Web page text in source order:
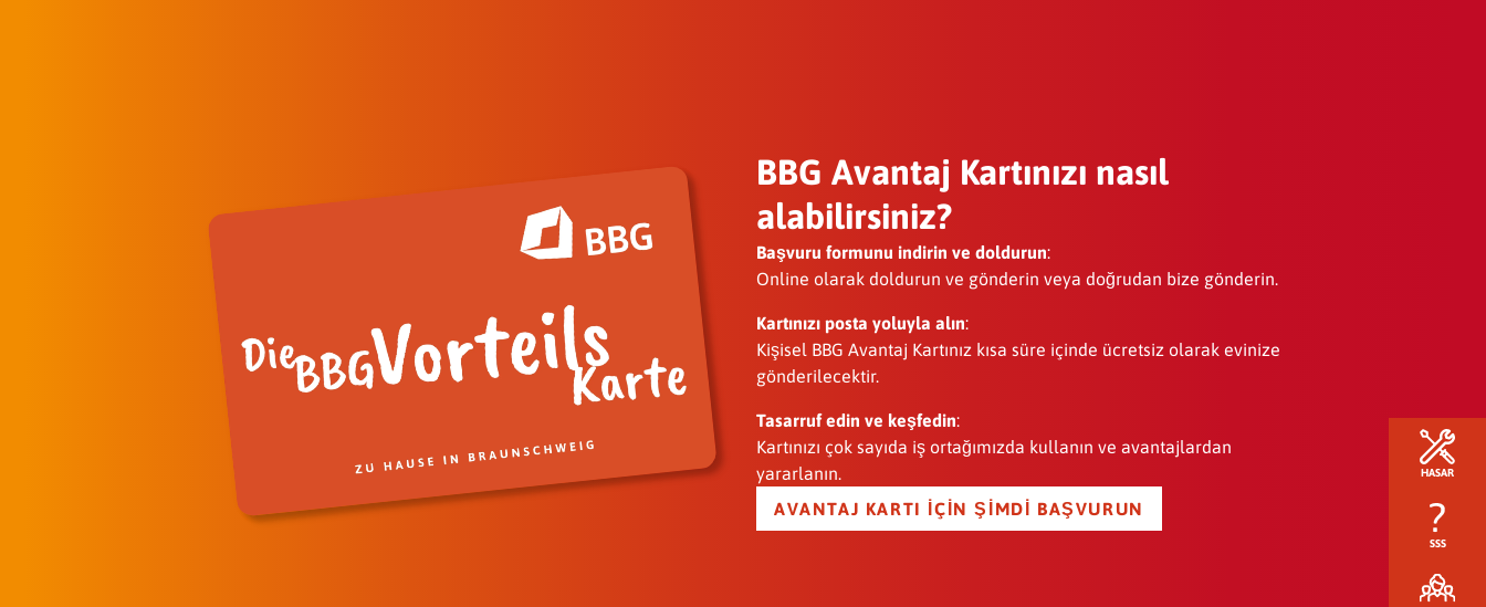
BBG Avantaj Kartınızı nasıl
alabilirsiniz?
Başvuru formunu indirin ve doldurun:
Online olarak doldurun ve gönderin veya doğrudan bize gönderin.
Kartınızı posta yoluyla alın:
Kişisel BBG Avantaj Kartınız kısa süre içinde ücretsiz olarak evinize
gönderilecektir.
Tasarruf edin ve keşfedin:
Kartınızı çok sayıda iş ortağımızda kullanın ve avantajlardan
yararlanın.
AVANTAJ KARTI IÇIN ŞIMDI BAŞVURUN
HASAR
SSS